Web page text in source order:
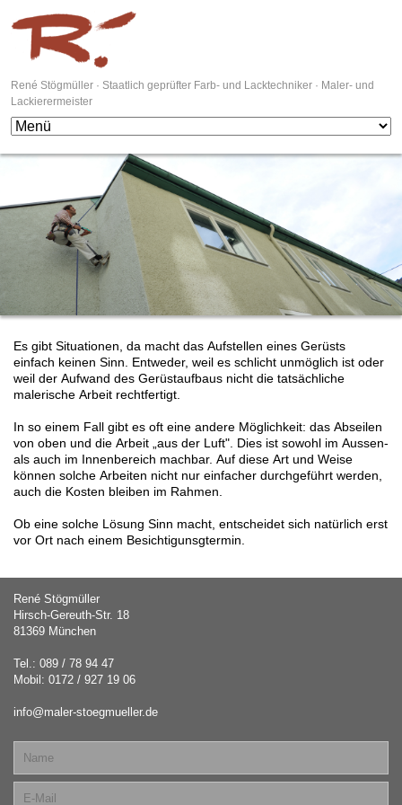
René Stögmüller · Staatlich geprüfter Farb- und Lacktechniker · Maler- und
Lackierermeister
Es gibt Situationen, da macht das Aufstellen eines Gerüsts
einfach keinen Sinn. Entweder, weil es schlicht unmöglich ist oder
weil der Aufwand des Gerüstaufbaus nicht die tatsächliche
malerische Arbeit rechtfertigt.
In so einem Fall gibt es oft eine andere Möglichkeit: das Abseilen
von oben und die Arbeit „aus der Luft". Dies ist sowohl im Aussen-
als auch im Innenbereich machbar. Auf diese Art und Weise
können solche Arbeiten nicht nur einfacher durchgeführt werden,
auch die Kosten bleiben im Rahmen.
Ob eine solche Lösung Sinn macht, entscheidet sich natürlich erst
vor Ort nach einem Besichtigunsgtermin.
René Stögmüller
Hirsch-Gereuth-Str. 18
81369 München
Tel.: 089 / 78 94 47
Mobil: 0172 / 927 19 06
info@maler-stoegmueller.de